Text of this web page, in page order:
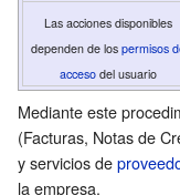
Las acciones disponibles
dependen de lospermisos
acceso delusuario
Mediante este
(Facturas, Notas de
y servicios de
la empresa.